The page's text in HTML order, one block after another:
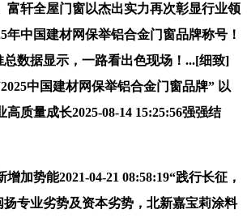
富轩全屋门窗以杰出实力再次彰显行业领
中国建材网保举铝合金门窗品牌称号！
数据显示，一路看出色现场！...[细致]
中国建材网保举铝合金门窗品牌” 以
高质量成长2025-08-14 15:25:56强强结
势能2021-04-21 08:58:19“践行长征，
扬专业劣势及资本劣势，北新嘉宝莉涂料